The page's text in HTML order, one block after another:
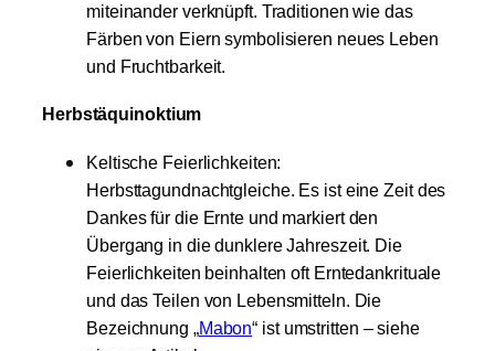
miteinander verknüpft. Traditionen wie das
Färben von Eiern symbolisieren neues Leben
und Fruchtbarkeit.
Herbstäquinoktium
Keltische Feierlichkeiten:
Herbsttagundnachtgleiche. Es ist eine Zeit des
Dankes für die Ernte und markiert den
Übergang in die dunklere Jahreszeit. Die
Feierlichkeiten beinhalten oft Erntedankrituale
und das Teilen von Lebensmitteln. Die
Bezeichnung „Mabon“ ist umstritten – siehe